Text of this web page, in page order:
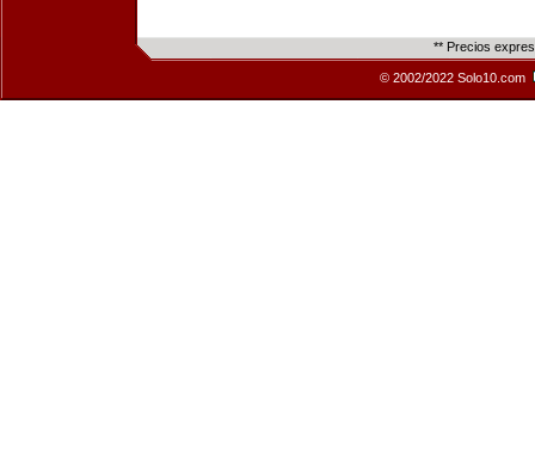
** Precios
© 2002/2022 Solo10.com